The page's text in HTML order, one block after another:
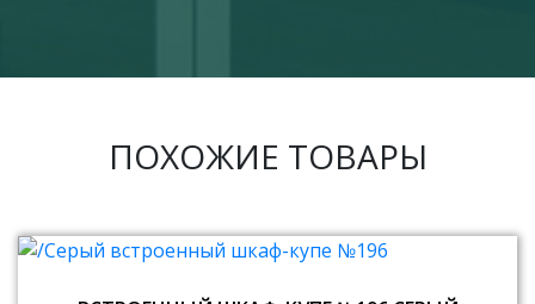
ПОХОЖИЕ ТОВАРЫ